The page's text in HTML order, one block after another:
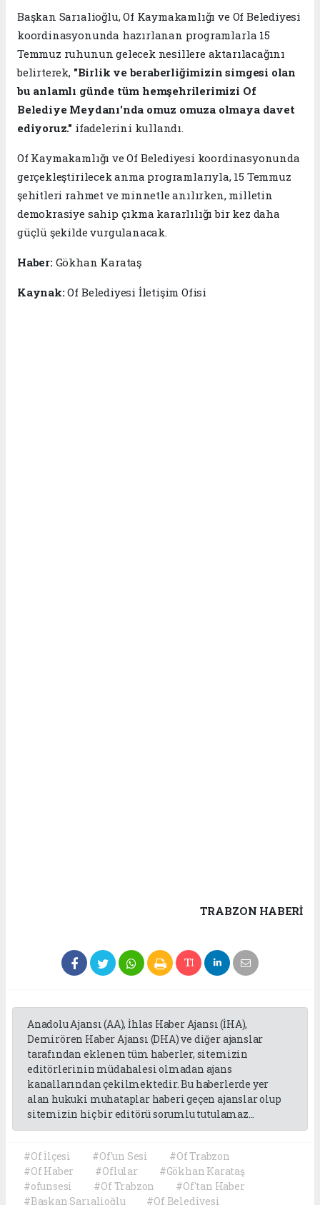
Başkan Sarıalioğlu, Of Kaymakamlığı ve Of Belediyesi
koordinasyonunda hazırlanan programlarla 15
Temmuz ruhunun gelecek nesillere aktarılacağını
belirterek, "Birlik ve beraberliğimizin simgesi olan
bu anlamlı günde tüm hemşehrilerimizi Of
Belediye Meydanı'nda omuz omuza olmaya davet
ediyoruz." ifadelerini kullandı.
Of Kaymakamlığı ve Of Belediyesi koordinasyonunda
gerçekleştirilecek anma programlarıyla, 15 Temmuz
şehitleri rahmet ve minnetle anılırken, milletin
demokrasiye sahip çıkma kararlılığı bir kez daha
güçlü şekilde vurgulanacak.
Haber: Gökhan Karataş
Kaynak:Of Belediyesi İletişim Ofisi
TRABZON HABERİ
Anadolu Ajansı (AA), İhlas Haber Ajansı (İHA),
Demirören Haber Ajansı (DHA) ve diğer ajanslar
tarafından eklenen tüm haberler, sitemizin
editörlerinin müdahalesi olmadan ajans
kanallarından çekilmektedir. Bu haberlerde yer
alan hukuki muhataplar haberi geçen ajanslar olup
sitemizin hiç bir editörü sorumlu tutulamaz...
#Of İlçesi #Of'un Sesi
#Of Trabzon
#Of Haber
#Oflular
#Gökhan Karataş
#ofunsesi
#Of Trabzon
#Of'tan Haber
#Başkan Sarıalioğlu
#Of Belediyesi